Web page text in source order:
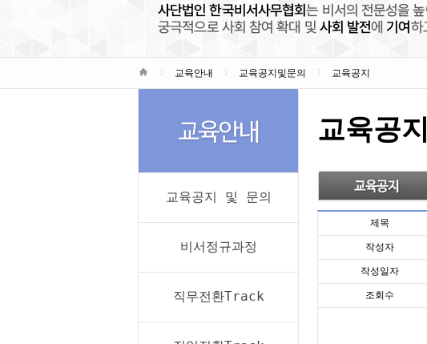
교육안내 교육공지및문의 교육공지
교육공지 및 문의
비서정규과정
직무전환Track
교육공지
제목
작성자
작성일자
조회수